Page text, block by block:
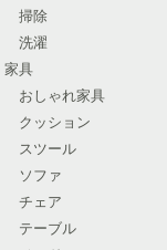
掃除
洗濯
家具
おしゃれ家具
クッション
スツール
ソファ
チェア
テーブル